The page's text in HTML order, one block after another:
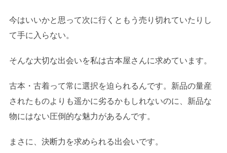
今はいいかと思って次に行くともう売り切れていたりし
て手に入らない。
そんな大切な出会いを私は古本屋さんに求めています。
古本・古着って常に選択を迫られるんです。新品の量産
されたものよりも遥かに劣るかもしれないのに、新品な
物にはない圧倒的な魅力があるんです。
まさに、決断力を求められる出会いです。